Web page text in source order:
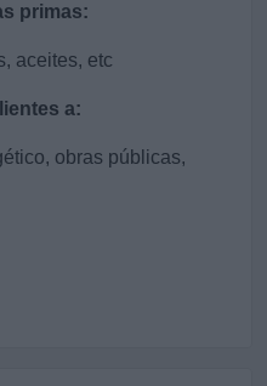
primas:
aceites, etc
a:
obras públicas,